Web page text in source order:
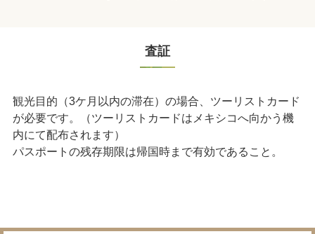
査証
観光目的（3ケ月以内の滞在）の場合、ツーリストカード
が必要です。（ツーリストカードはメキシコへ向かう機
内にて配布されます）
パスポートの残存期限は帰国時まで有効であること。